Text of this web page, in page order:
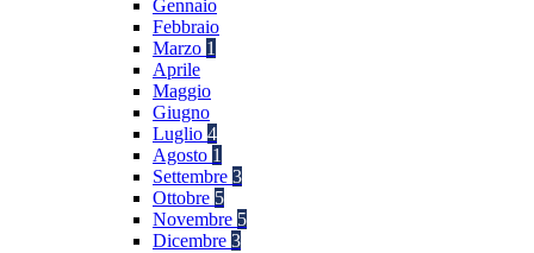
Gennaio
Febbraio
Marzo 1
Aprile
Maggio
Giugno
Luglio 4
Agosto 1
Settembre 3
Ottobre 5
Novembre 5
Dicembre 3